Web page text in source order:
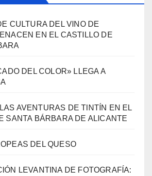
CULTURA DEL VINO DE
EN EL CASTILLO DE
DEL COLOR» LLEGA A
AVENTURAS DE TINTÍN EN EL
SANTA BÁRBARA DE ALICANTE
DEL QUESO
LEVANTINA DE FOTOGRAFÍA: